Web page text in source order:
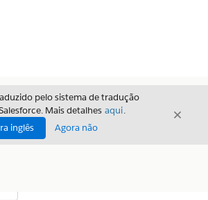
pelo sistema de tradução
Mais detalhes aqui.
inglês
Agora não
Fechar